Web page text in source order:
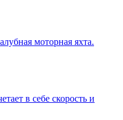
моторная яхта.
в себе скорость и